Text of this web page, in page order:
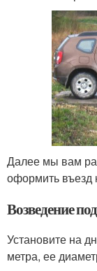
Далее мы вам
оформить въезд
Возведение
Установите на
метра, ее